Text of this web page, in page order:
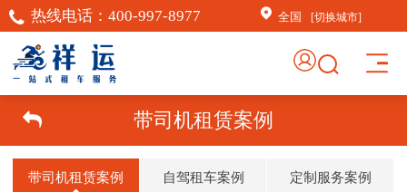
热线电话： 400-997-8977 全国 [切换城市]
带司机租赁案例
带司机租赁案例 自驾租车案例 定制服务案例
AI客服助手
感谢信任！